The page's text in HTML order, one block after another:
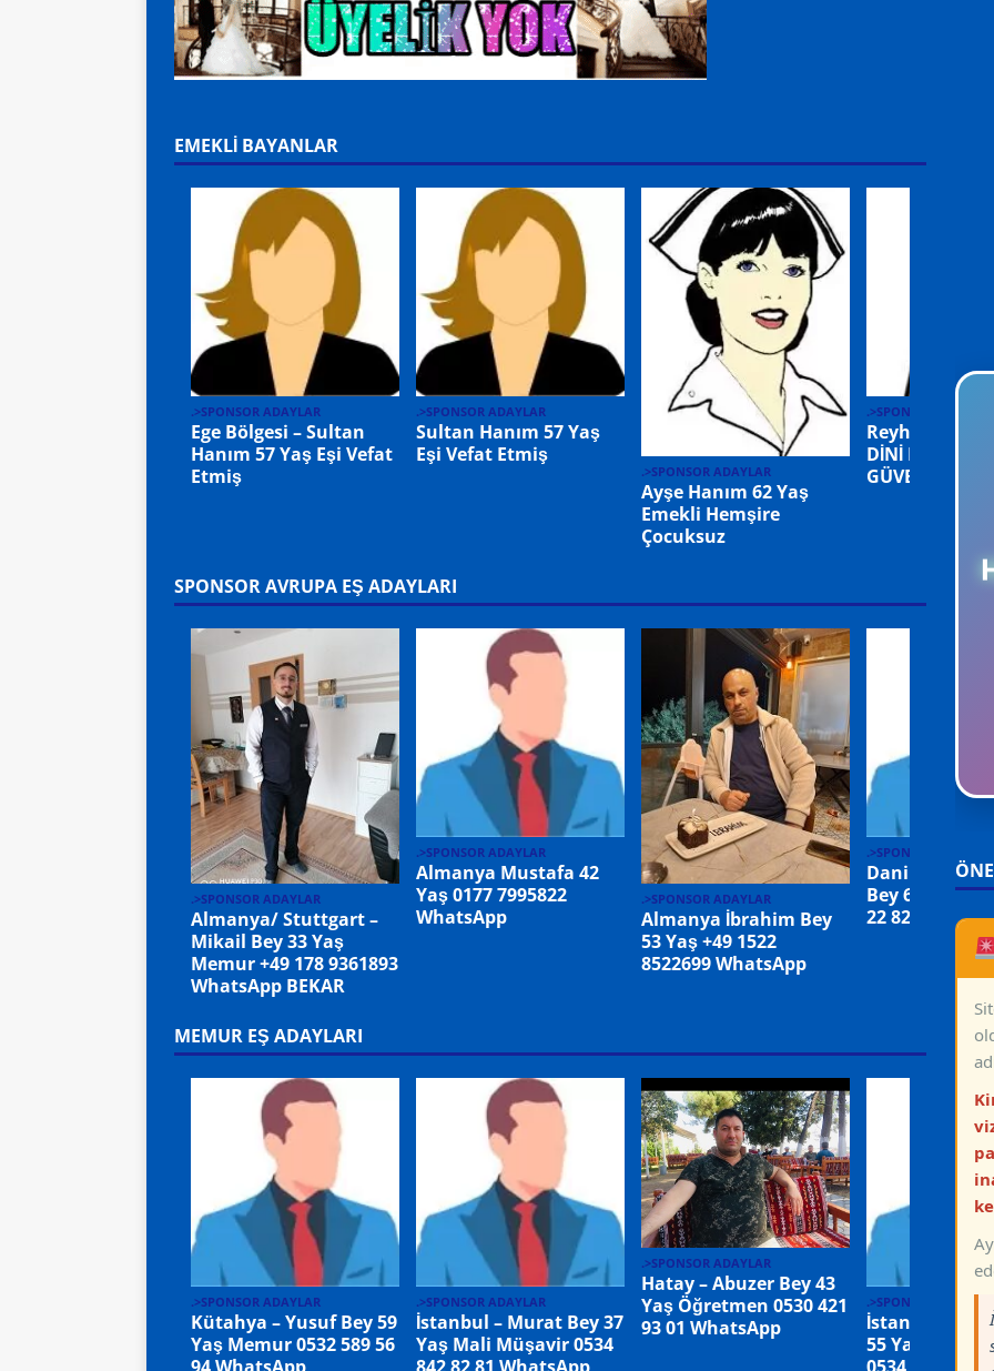
EMEKLİ BAYANLAR
.>SPONSOR ADAYLAR
Ege Bölgesi – Sultan
Hanım 57 Yaş Eşi Vefat
Etmiş
.>SPONSOR ADAYLAR
Sultan Hanım 57 Yaş
Eşi Vefat Etmiş
.>SPONSOR ADAYLAR
Ayşe Hanım 62 Yaş
Emekli Hemşire
Çocuksuz
.>SPONSOR ADAYLAR
Reyhan
DİNİ NİKAHLI –
GÜVEYSİ Eş
SPONSOR AVRUPA EŞ ADAYLARI
.>SPONSOR ADAYLAR
Almanya/ Stuttgart –
Mikail Bey 33 Yaş
Memur +49 178 9361893
WhatsApp BEKAR
.>SPONSOR ADAYLAR
Almanya Mustafa 42
Yaş 0177 7995822
WhatsApp
.>SPONSOR ADAYLAR
Almanya İbrahim Bey
53 Yaş +49 1522
8522699 WhatsApp
.>SPONSOR ADAYLAR
Danimarka
Bey 69 Yaş
22 82 56 01
MEMUR EŞ ADAYLARI
.>SPONSOR ADAYLAR
Kütahya – Yusuf Bey 59
Yaş Memur 0532 589 56
.>SPONSOR ADAYLAR
İstanbul – Murat Bey 37
Yaş Mali Müşavir 0534
.>SPONSOR ADAYLAR
Hatay – Abuzer Bey 43
Yaş Öğretmen 0530 421
93 01 WhatsApp
.>SPONSOR ADAYLAR
İstanbul
55 Yaş Eşi